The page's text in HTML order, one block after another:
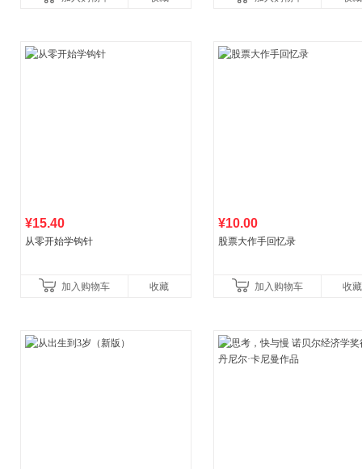
¥15.40
从零开始学钩针
加入购物车 收藏
¥10.00
股票大作手回忆录
加入购物车 收藏